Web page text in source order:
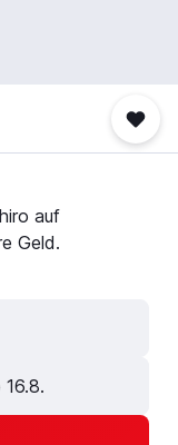
auf
Geld.
16.8.